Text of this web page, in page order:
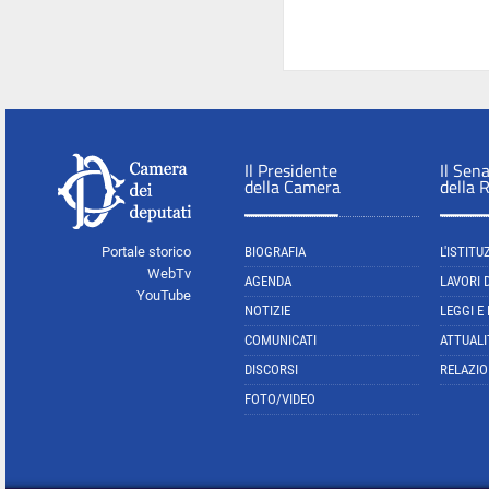
Portale storico
WebTv
YouTube
Il Presidente
della Camera
BIOGRAFIA
AGENDA
NOTIZIE
COMUNICATI
DISCORSI
FOTO/VIDEO
Il
della
LAVORI
LEGGI E